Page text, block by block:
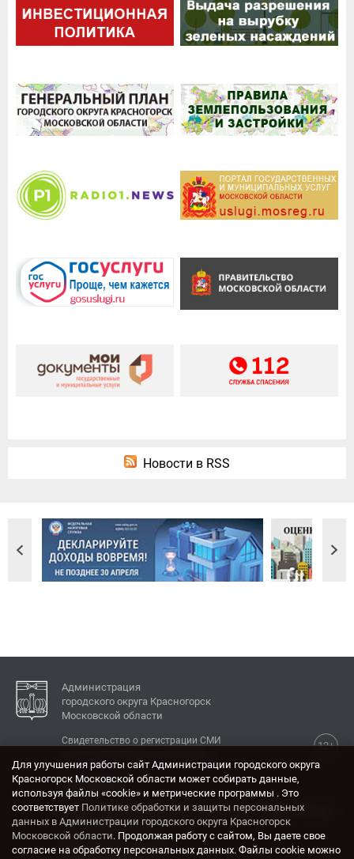
Новости в RSS
Администрация
городского округа Красногорск
Московской области
12+
Свидетельство о регистрации СМИ
КОНТАКТЫ
Адрес: 143404, Московская область, г. Красногорск,
ул. Ленина, дом 4.
Электронная почта:
Для улучшения работы сайт Администрации городского округа
Красногорск Московской области может собирать данные,
используя файлы «cookie» и метрические программы . Это
соответствует Политике обработки и защиты персональных
данных в Администрации городского округа Красногорск
Московской области. Продолжая работу с сайтом, Вы даете свое
согласие на обработку персональных данных. Файлы cookie можно